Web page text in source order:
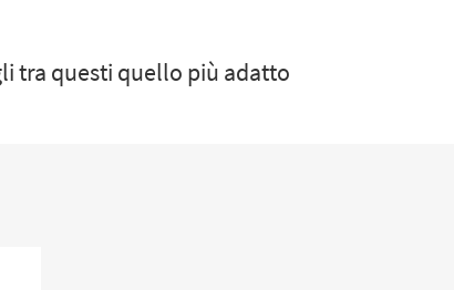
tra questi quello più adatto